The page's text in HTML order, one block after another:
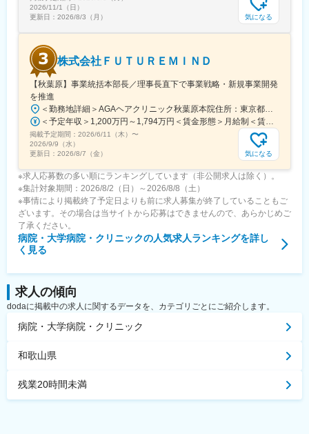
2026/11/1（日）
更新日： 2026/8/3（月） 気になる
株式会社ＦＵＴＵＲＥＭＩＮＤ
【秋葉原】事業統括本部長／理事長直下で事業戦略・新規事業開発
を推進
＜勤務地詳細＞AGAヘアクリニック秋葉原本院住所：東京都千代田区外神田3-12-8 住友不動産秋葉原ビル9F受動喫煙対策：屋内全面禁煙変更の範囲：会社の定める事業所（リモートワーク含む）
＜予定年収＞1,200万円～1,794万円＜賃金形態＞月給制＜賃金内訳＞月額（基本給）：240,000円その他固定手当/月：120,000円～640,000円＜月給＞360,000円～880,000円＜昇給有無＞有＜残業手当＞無＜給与補足＞事業統括本部長級1686万円（1200～1794万円）。全員一律の基本給に5つの手当と+αを組み合わせた金額が報酬となります。賃金はあくまでも目安の金額であり、選考を通じて上下する可能性があります。月給(月額)は固定手当を含めた表記です。
掲載予定期間： 2026/6/11（木） 〜
2026/9/9（水）
更新日： 2026/8/7（金） 気になる
※求人応募数の多い順にランキングしています（非公開求人は除く）。
※集計対象期間：2026/8/2（日）～2026/8/8（土）
※事情により掲載終了予定日よりも前に求人募集が終了していることもご
ざいます。その場合は当サイトから応募はできませんので、あらかじめご
了承ください。
病院・大学病院・クリニックの人気求人ランキングを詳し
く見る
求人の傾向
dodaに掲載中の求人に関するデータを、カテゴリごとにご紹介します。
病院・大学病院・クリニック
和歌山県
残業20時間未満